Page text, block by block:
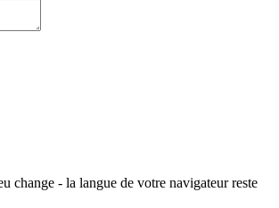
change - la langue de votre navigateur reste